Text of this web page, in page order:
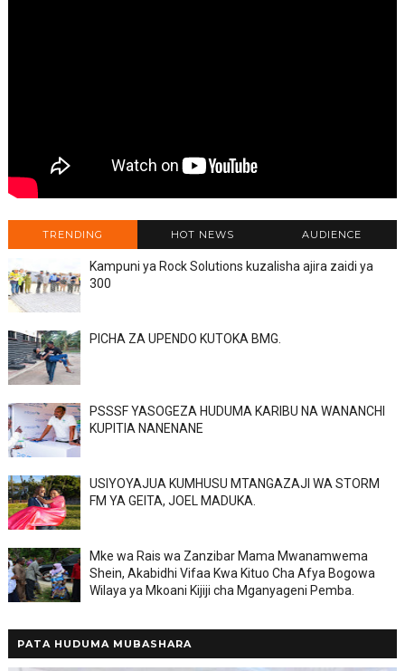
TRENDING HOT NEWS AUDIENCE
Kampuni ya Rock Solutions kuzalisha ajira zaidi ya
300
PICHA ZA UPENDO KUTOKA BMG.
PSSSF YASOGEZA HUDUMA KARIBU NA WANANCHI
KUPITIA NANENANE
USIYOYAJUA KUMHUSU MTANGAZAJI WA STORM
FM YA GEITA, JOEL MADUKA.
Mke wa Rais wa Zanzibar Mama Mwanamwema
Shein, Akabidhi Vifaa Kwa Kituo Cha Afya Bogowa
Wilaya ya Mkoani Kijiji cha Mganyageni Pemba.
PATA HUDUMA MUBASHARA